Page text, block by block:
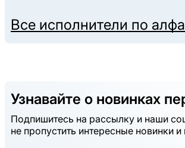
Все исполнители по
Узнавайте о новинках
Подпишитесь на рассылку и наши
не пропустить интересные новинки